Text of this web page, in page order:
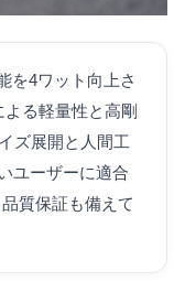
を4ワット向上さ
る軽量性と高剛
ズ展開と人間工
ユーザーに適合
質保証も備えて